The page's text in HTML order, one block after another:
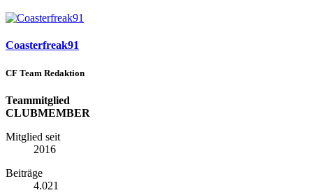
Coasterfreak91
CF Team Redaktion
Teammitglied
CLUBMEMBER
Mitglied seit
2016
Beiträge
4.021